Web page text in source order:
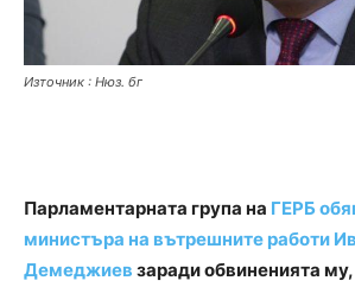
Източник : Нюз. бг
Парламентарната група на ГЕРБ
министъра на вътрешните работи
Демеджиев заради обвиненията